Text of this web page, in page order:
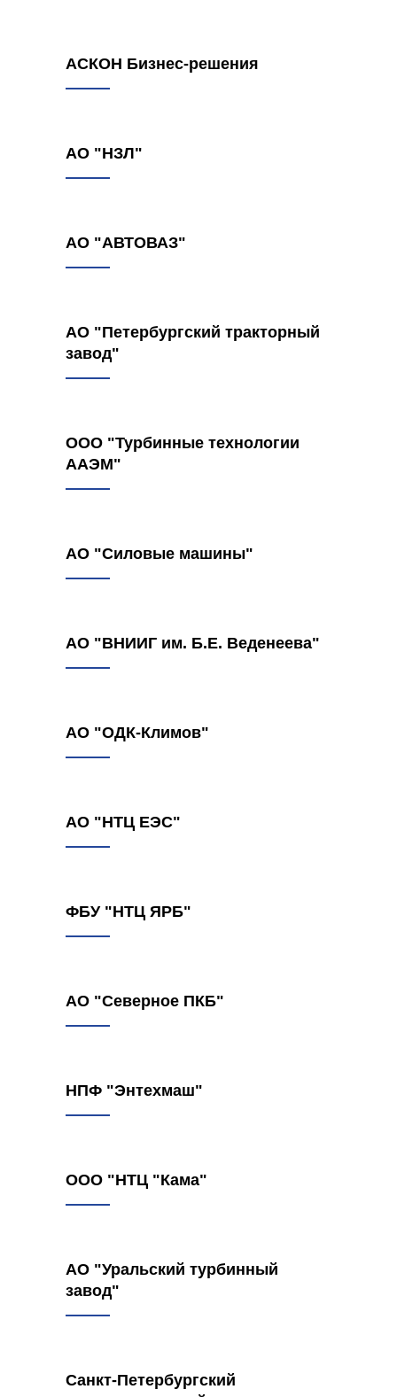
АСКОН Бизнес-решения
АО "НЗЛ"
АО "АВТОВАЗ"
АО "Петербургский тракторный
завод"
ООО "Турбинные технологии
ААЭМ"
АО "Силовые машины"
АО "ВНИИГ им. Б.Е. Веденеева"
АО "ОДК-Климов"
АО "НТЦ ЕЭС"
ФБУ "НТЦ ЯРБ"
АО "Северное ПКБ"
НПФ "Энтехмаш"
ООО "НТЦ "Кама"
АО "Уральский турбинный
завод"
Санкт-Петербургский